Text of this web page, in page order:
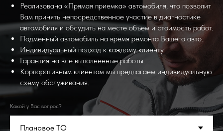
Реализована «Прямая приемка» автомобиля, что позволит
Вам принять непосредственное участие в диагностике
автомобиля и обсудить на месте объем и стоимость работ.
Подменный автомобиль на время ремонта Вашего авто.
Индивидуальный подход к каждому клиенту.
Гарантия на все выполненные работы.
Корпоративным клиентам мы предлагаем индивидуальную
схему обслуживания.
Какой у Вас вопрос?